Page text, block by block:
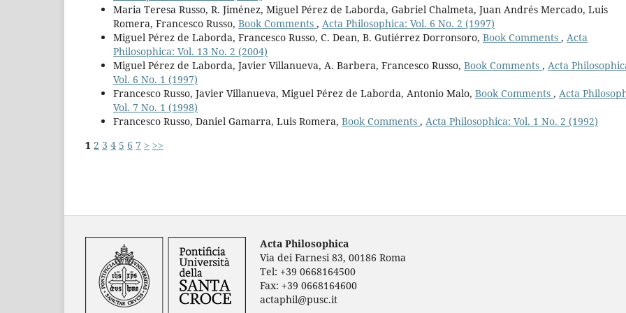
Maria Teresa Russo, R. Jiménez, Miguel Pérez de Laborda, Gabriel Chalmeta, Juan Andrés Mercado, Luis
Romera, Francesco Russo, Book Comments , Acta Philosophica: Vol. 6 No. 2 (1997)
Miguel Pérez de Laborda, Francesco Russo, C. Dean, B. Gutiérrez Dorronsoro, Book Comments , Acta
Philosophica: Vol. 13 No. 2 (2004)
Miguel Pérez de Laborda, Javier Villanueva, A. Barbera, Francesco Russo, Book Comments , Acta
Vol. 6 No. 1 (1997)
Francesco Russo, Javier Villanueva, Miguel Pérez de Laborda, Antonio Malo, Book Comments , Acta
Vol. 7 No. 1 (1998)
Francesco Russo, Daniel Gamarra, Luis Romera, Book Comments , Acta Philosophica: Vol. 1 No. 2 (1992)
1 2 3 4 5 6 7 > >>
Acta Philosophica
Via dei Farnesi 83, 00186 Roma
Tel: +39 0668164500
Fax: +39 0668164600
actaphil@pusc.it